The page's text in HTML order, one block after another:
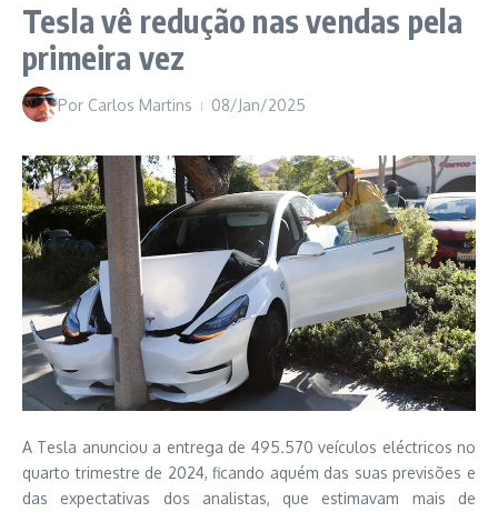
Tesla vê redução nas vendas pela
primeira vez
Por Carlos Martins 08/Jan/2025
A Tesla anunciou a entrega de 495.570 veículos eléctricos no
quarto trimestre de 2024, ficando aquém das suas previsões e
das expectativas dos analistas, que estimavam mais de